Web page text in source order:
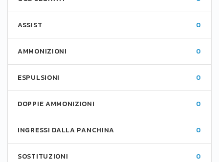
ASSIST 0
AMMONIZIONI 0
ESPULSIONI 0
DOPPIE AMMONIZIONI 0
INGRESSI DALLA PANCHINA 0
SOSTITUZIONI 0